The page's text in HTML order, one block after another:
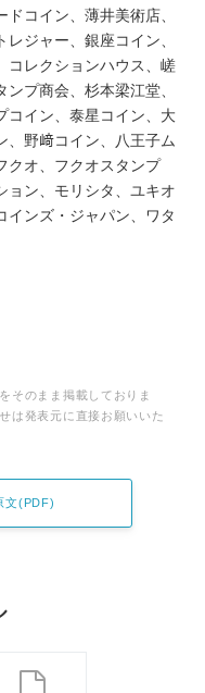
コイン、薄井美術店、
ジャー、銀座コイン、
コレクションハウス、嵯
プ商会、杉本梁江堂、
コイン、泰星コイン、大
、野﨑コイン、八王子ム
クオ、フクオスタンプ
ョン、モリシタ、ユキオ
インズ・ジャパン、ワタ
そのまま掲載しておりま
は発表元に直接お願いいた
文(PDF)